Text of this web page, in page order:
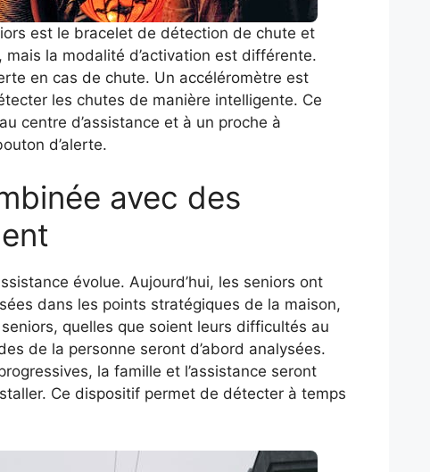
est le bracelet de détection de chute et
mais la modalité d’activation est différente.
en cas de chute. Un accéléromètre est
les chutes de manière intelligente. Ce
centre d’assistance et à un proche à
d’alerte.
avec des
évolue. Aujourd’hui, les seniors ont
dans les points stratégiques de la maison,
quelles que soient leurs difficultés au
de la personne seront d’abord analysées.
la famille et l’assistance seront
Ce dispositif permet de détecter à temps